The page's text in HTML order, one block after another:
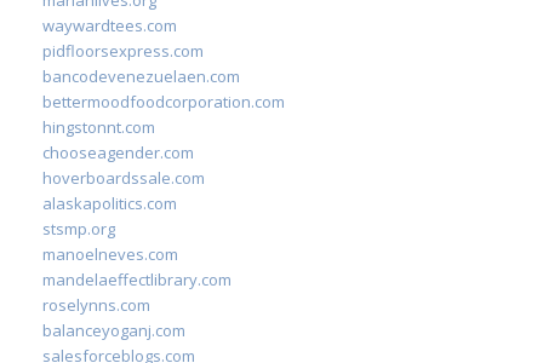
waywardtees.com
pidfloorsexpress.com
bancodevenezuelaen.com
bettermoodfoodcorporation.com
hingstonnt.com
chooseagender.com
hoverboardssale.com
alaskapolitics.com
stsmp.org
manoelneves.com
mandelaeffectlibrary.com
roselynns.com
balanceyoganj.com
salesforceblogs.com